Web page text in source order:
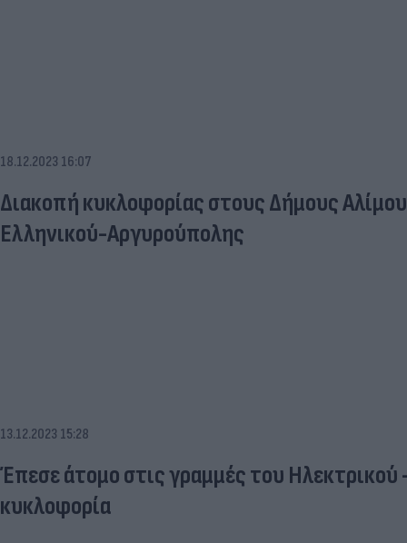
18.12.2023 16:07
Διακοπή κυκλοφορίας στους Δήμους Αλίμου, Γλυφάδας και
Ελληνικού-Αργυρούπολης
13.12.2023 15:28
Έπεσε άτομο στις γραμμές του
κυκλοφορία